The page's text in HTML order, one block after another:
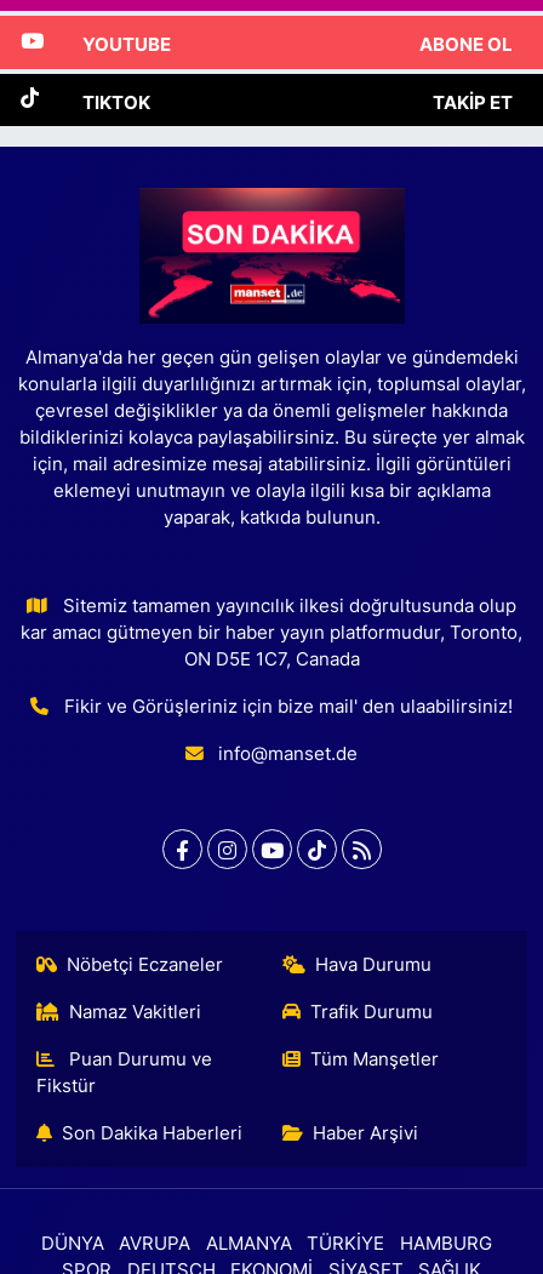
YOUTUBE ABONE OL
TIKTOK TAKIP ET
Almanya'da her geçen gün gelişen olaylar ve gündemdeki
konularla ilgili duyarlılığınızı artırmak için, toplumsal olaylar,
çevresel değişiklikler ya da önemli gelişmeler hakkında
bildiklerinizi kolayca paylaşabilirsiniz. Bu süreçte yer almak
için, mail adresimize mesaj atabilirsiniz. İlgili görüntüleri
eklemeyi unutmayın ve olayla ilgili kısa bir açıklama
yaparak, katkıda bulunun.
Sitemiz tamamen yayıncılık ilkesi doğrultusunda olup
kar amacı gütmeyen bir haber yayın platformudur, Toronto,
ON D5E 1C7, Canada
Fikir ve Görüşleriniz için bize mail' den ulaabilirsiniz!
info@manset.de
Nöbetçi Eczaneler Hava Durumu
Namaz Vakitleri Trafik Durumu
Puan Durumu ve
Fikstür
Tüm Manşetler
Son Dakika Haberleri Haber Arşivi
DÜNYA AVRUPA ALMANYA TÜRKİYE
HAMBURG